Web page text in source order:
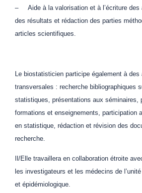
– Aide à la valorisation et à l’écriture des
des résultats et rédaction des parties
articles scientifiques.
Le biostatisticien participe également à des
transversales : recherche bibliographiques
statistiques, présentations aux séminaires,
formations et enseignements, participation
en statistique, rédaction et révision des
recherche.
Il/Elle travaillera en collaboration étroite
les investigateurs et les médecins de
et épidémiologique.